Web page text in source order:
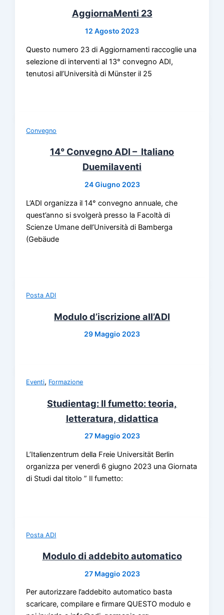
AggiornaMenti 23
12 Agosto 2023
Questo numero 23 di Aggiornamenti raccoglie una
selezione di interventi al 13° convegno ADI,
tenutosi all’Università di Münster il 25
Convegno
14° Convegno ADI – Italiano
Duemilaventi
24 Giugno 2023
L’ADI organizza il 14° convegno annuale, che
quest’anno si svolgerà presso la Facoltà di
Scienze Umane dell’Università di Bamberga
(Gebäude
Posta ADI
Modulo d’iscrizione all’ADI
29 Maggio 2023
Eventi, Formazione
Studientag: Il fumetto: teoria,
letteratura, didattica
27 Maggio 2023
L’Italienzentrum della Freie Universität Berlin
organizza per venerdì 6 giugno 2023 una Giornata
di Studi dal titolo ” Il fumetto:
Posta ADI
Modulo di addebito automatico
27 Maggio 2023
Per autorizzare l’addebito automatico basta
scaricare, compilare e firmare QUESTO modulo e